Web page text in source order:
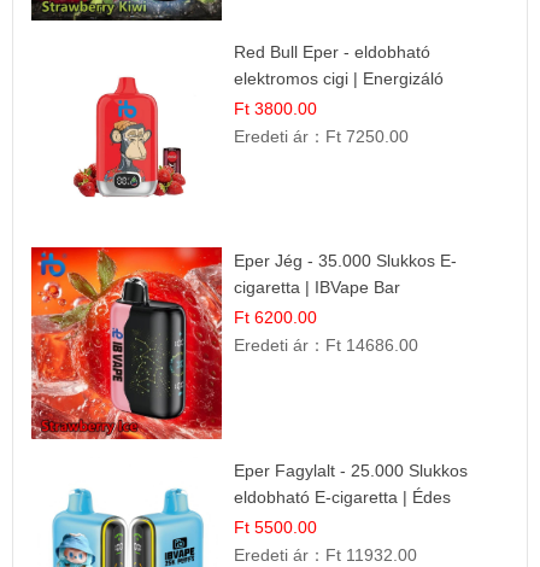
Red Bull Eper - eldobható
elektromos cigi | Energizáló
Gyümölcs Íz
Ft 3800.00
Eredeti ár： Ft 7250.00
Eper Jég - 35.000 Slukkos E-
cigaretta | IBVape Bar
Ft 6200.00
Eredeti ár： Ft 14686.00
Eper Fagylalt - 25.000 Slukkos
eldobható E-cigaretta | Édes
Desszert Íz
Ft 5500.00
Eredeti ár： Ft 11932.00